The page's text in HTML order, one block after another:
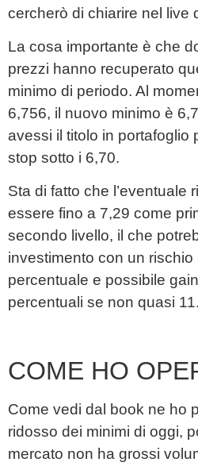
cercherò di chiarire nel live
La cosa importante è che
prezzi hanno recuperato
minimo di periodo. Al
6,756, il nuovo minimo è
avessi il titolo in portafoglio
stop sotto i 6,70.
Sta di fatto che l’eventuale
essere fino a 7,29 come
secondo livello, il che
investimento con un
percentuale e possibile
percentuali se non quasi 11.
COME HO
Come vedi dal book ne ho
ridosso dei minimi di oggi,
mercato non ha grossi